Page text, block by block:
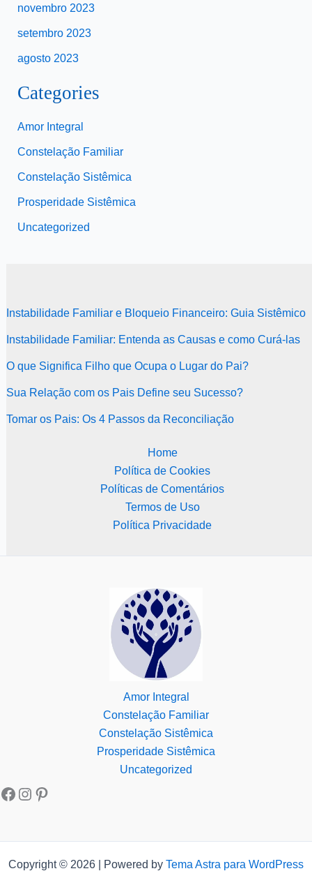
novembro 2023
setembro 2023
agosto 2023
Categories
Amor Integral
Constelação Familiar
Constelação Sistêmica
Prosperidade Sistêmica
Uncategorized
Instabilidade Familiar e Bloqueio Financeiro: Guia Sistêmico
Instabilidade Familiar: Entenda as Causas e como Curá-las
O que Significa Filho que Ocupa o Lugar do Pai?
Sua Relação com os Pais Define seu Sucesso?
Tomar os Pais: Os 4 Passos da Reconciliação
Home
Política de Cookies
Políticas de Comentários
Termos de Uso
Política Privacidade
Amor Integral
Constelação Familiar
Constelação Sistêmica
Prosperidade Sistêmica
Uncategorized
Copyright © 2026 | Powered by Tema Astra para WordPress